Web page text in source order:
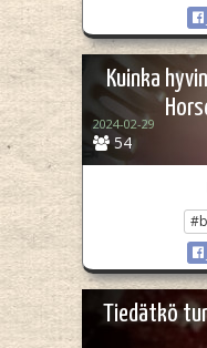
Kuinka
54
2024-02-29
Tiedätkö